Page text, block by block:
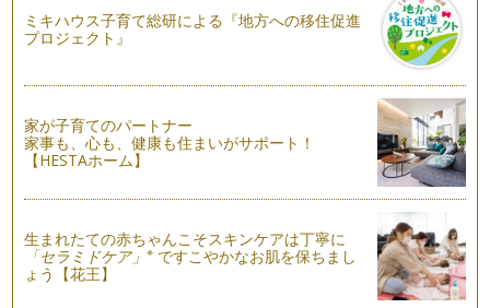
働くママならではの悩み④ 『別れ際のグズグズ』
今日は早く会社にいってアレをやって、コレをして。と頭の中
に一日のスケジュールがビッチリ詰ま…
働くママならではの悩み③ 『日々の罪悪感』
働くママは色々な罪悪感を抱えながら生活しています。 ・が
っつ…
働くママならではの悩み② 『2人目出産のタイミング』
「子どもは２人ほしいけれど、１人でも大変なのに２人産んで
仕事と育児をこなしていけるのだろう…
ミキハウス子育て総研による『地方への移住促進
プロジェクト』
家が子育てのパートナー
家事も、心も、健康も住まいがサポート！
【HESTAホーム】
生まれたての赤ちゃんこそスキンケアは丁寧に
「セラミドケア」※ ですこやかなお肌を保ちまし
ょう【花王】